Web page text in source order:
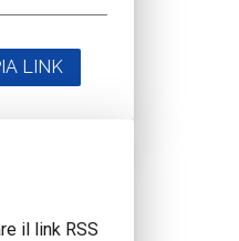
LINK
il link RSS